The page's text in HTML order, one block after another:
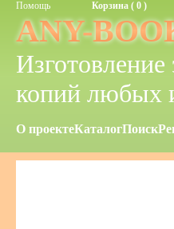
Помощь Корзина ( 0 )
ANY-
копий любых
О проектеКаталогПоиск